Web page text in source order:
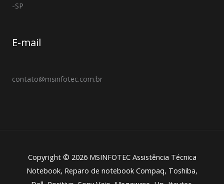
-SP
E-mail
contato@msinfotec.com.br
Copyright © 2026 MSINFOTEC Assistência Técnica
Notebook, Reparo de notebook Compaq, Toshiba,